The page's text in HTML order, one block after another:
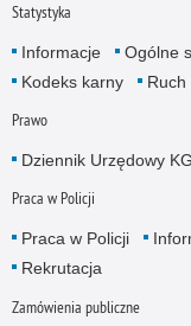
Statystyka
Informacje Ogólne
Kodeks karny
Ruch
Prawo
Dziennik Urzędowy
Praca w Policji
Praca w Policji
Rekrutacja
Zamówienia publiczne